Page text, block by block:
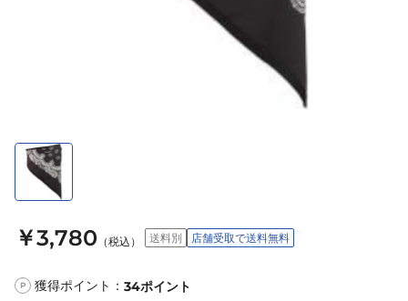
￥3,780 （税込） 送料別 店舗受取で送料無料
P 獲得ポイント： 34ポイント